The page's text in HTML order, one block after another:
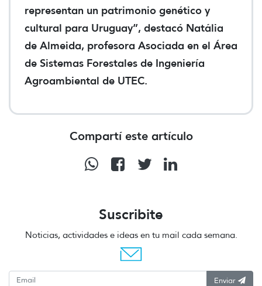
representan un patrimonio genético y
cultural para Uruguay”, destacó Natália
de Almeida, profesora Asociada en el Área
de Sistemas Forestales de Ingeniería
Agroambiental de UTEC.
Compartí este artículo
Suscribite
Noticias, actividades e ideas en tu mail cada semana.
Enviar